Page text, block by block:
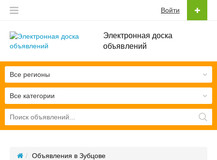
Электронная доска
объявлений
Войти
Все категории
Все регионы
Объявления в Зубцове